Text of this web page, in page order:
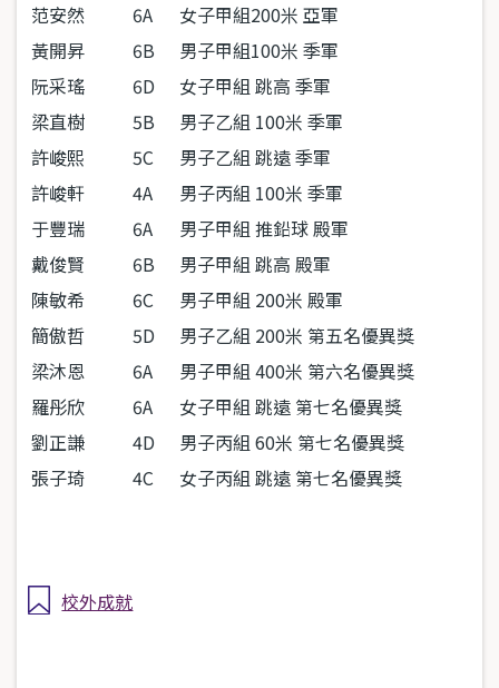
范安然
6A 女子甲組200米 亞軍
黃開昇
6B 男子甲組100米 季軍
阮采瑤
6D
女子甲組 跳高 季軍
梁直樹
5B 男子乙組 100米 季軍
許峻熙
5C
男子乙組 跳遠 季軍
許峻軒
4A 男子丙組 100米 季軍
于豐瑞
6A
男子甲組 推鉛球 殿軍
戴俊賢
6B
男子甲組 跳高 殿軍
陳敏希
6C 男子甲組 200米 殿軍
簡傲哲
5D 男子乙組 200米 第五名優異獎
梁沐恩
6A 男子甲組 400米 第六名優異獎
羅彤欣
6A
女子甲組 跳遠 第七名優異獎
劉正謙
4D 男子丙組 60米 第七名優異獎
張子琦
4C 女子丙組 跳遠 第七名優異獎
校外成就